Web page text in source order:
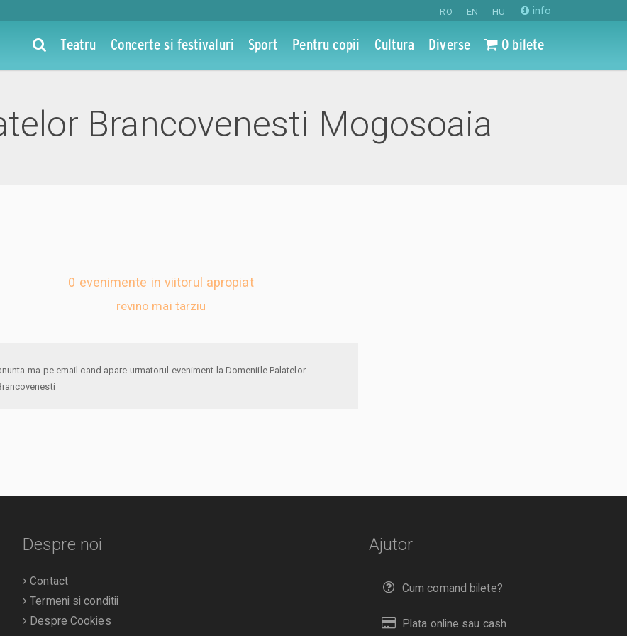
RO EN HU info
Teatru Concerte si festivaluri Sport Pentru copii Cultura Diverse 0 bilete
Brancovenesti Mogosoaia
0 evenimente in viitorul apropiat
revino mai tarziu
Ajutor
Cum comand bilete?
Plata online sau cash
Despre noi
Contact
Termeni si conditii
Despre Cookies